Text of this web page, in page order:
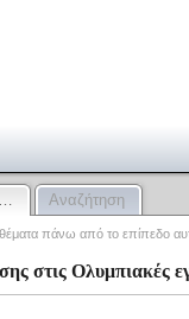
Αναζήτηση